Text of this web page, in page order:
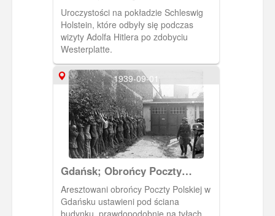
pokładzie Schleswig Holstein
Uroczystości na pokładzie Schleswig
Holstein, które odbyły się podczas
wizyty Adolfa Hitlera po zdobyciu
Westerplatte.
1939-09-01
Gdańsk; Obrońcy Poczty
Polskiej w Gdańsku po
poddaniu placówki.
Aresztowani obrońcy Poczty Polskiej w
Gdańsku ustawieni pod ściana